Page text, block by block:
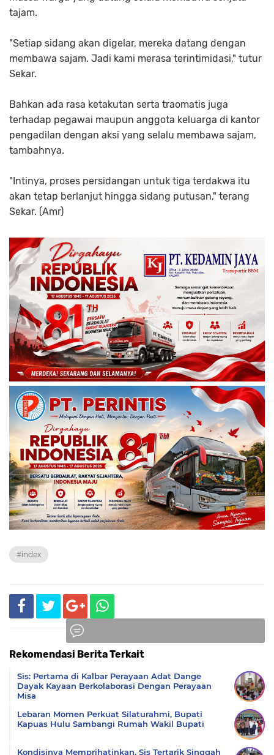
tajam.
"Setiap sidang akan digelar, mereka datang dengan
membawa sajam. Jadi kami merasa terintimidasi," tutur
Sekar.
Bahkan ada rasa ketakutan serta traomatis juga
terhadap pegawai maupun anggota keluarga di kantor
pengadilan dengan aksi yang selalu membawa sajam,
tambahnya.
"Intinya, proses persidangan untuk tiga terdakwa itu
akan tetap berlanjut hingga sidang putusan," terang
Sekar. (Amr)
#index
Rekomendasi Berita Terkait
Sis: Pertama di Kalbar Perayaan Adat Dange
Dayak Kayaan Berkolaborasi Dengan Perayaan
Misa
Lebaran Momen Perkuat Silaturahmi, Bupati
Kapuas Hulu Sambangi Rumah Wakil Bupati
Kondisinya Memprihatinkan, Sis Tertarik Singgah